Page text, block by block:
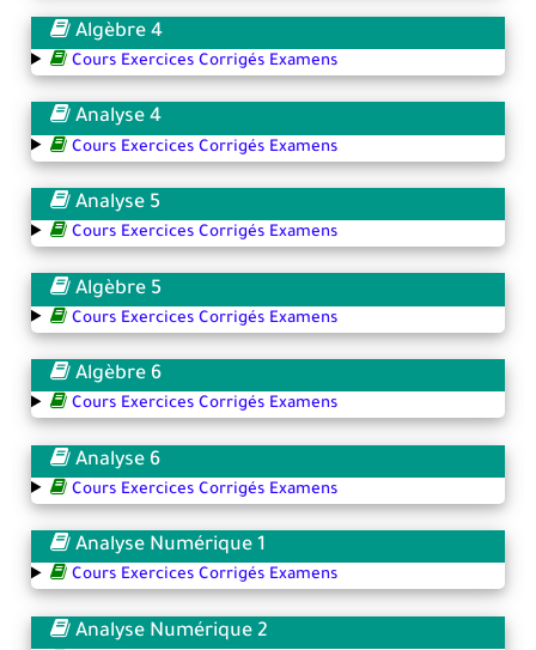
Algèbre 4
Cours Exercices Corrigés Examens
Analyse 4
Cours Exercices Corrigés Examens
Analyse 5
Cours Exercices Corrigés Examens
Algèbre 5
Cours Exercices Corrigés Examens
Algèbre 6
Cours Exercices Corrigés Examens
Analyse 6
Cours Exercices Corrigés Examens
Analyse Numérique 1
Cours Exercices Corrigés Examens
Analyse Numérique 2